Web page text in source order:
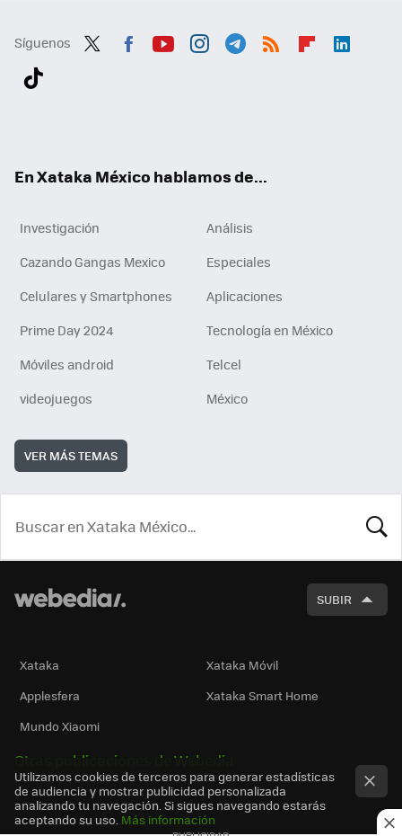
Síguenos
En Xataka México hablamos de...
Investigación
Análisis
Cazando Gangas Mexico
Especiales
Celulares y Smartphones
Aplicaciones
Prime Day 2024
Tecnología en México
Móviles android
Telcel
videojuegos
México
VER MÁS TEMAS
SUBIR
Xataka
Xataka Móvil
Applesfera
Xataka Smart Home
Mundo Xiaomi
Otras publicaciones de Webedia
Utilizamos cookies de terceros para generar estadísticas
de audiencia y mostrar publicidad personalizada
analizando tu navegación. Si sigues navegando estarás
aceptando su uso. Más información